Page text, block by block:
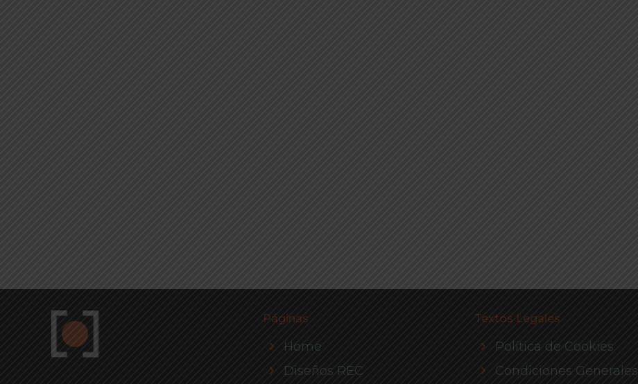
Páginas
Home
Diseños REC
Textos Legales
Política de Cookies
Condiciones Generales